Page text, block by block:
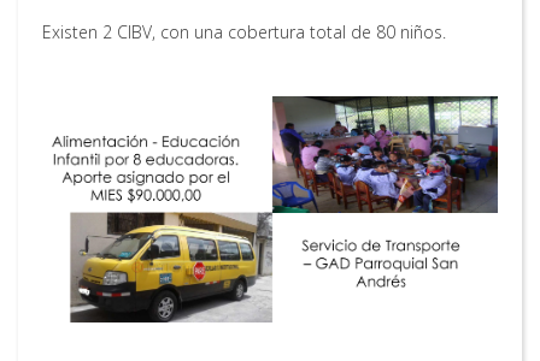
Existen 2 CIBV, con una cobertura total de 80 niños.